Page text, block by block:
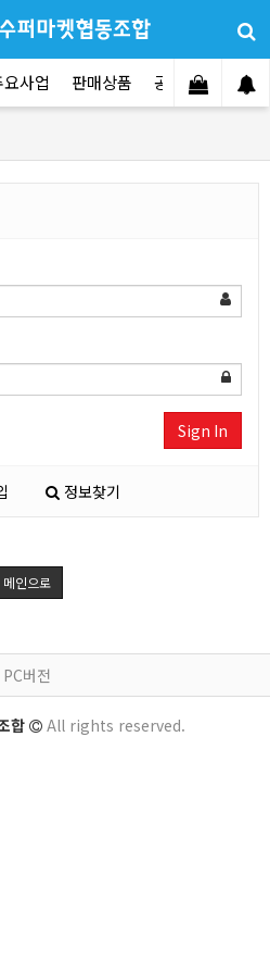
사업 판매상품 공지사항 문
Sign In
정보찾기
메인으로
PC버전
합 All rights reserved.